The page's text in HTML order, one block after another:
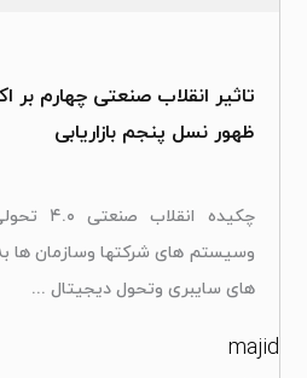
تاثیر انقلاب صنعتی چهارم بر
ظهور نسل پنجم بازاریابی
چکیده
وسیستم های شرکتها وسازمان ها
های سایبری وتحول دیجیتال ...
majid